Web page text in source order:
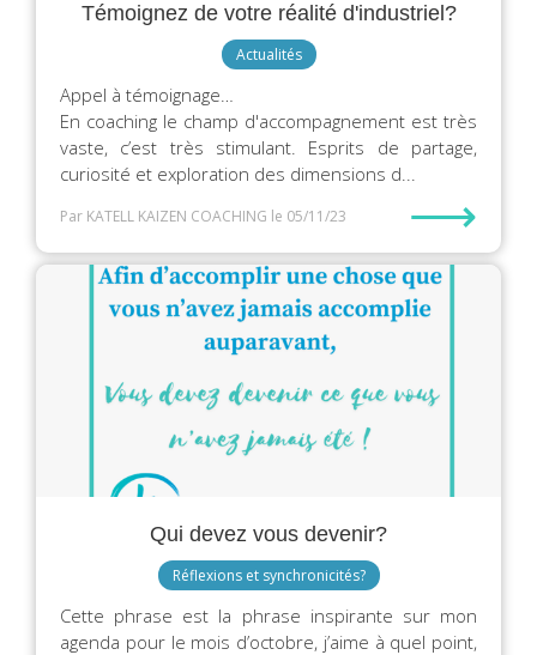
Témoignez de votre réalité d'industriel?
Actualités
Appel à témoignage…
En coaching le champ d'accompagnement est très
vaste, c’est très stimulant. Esprits de partage,
curiosité et exploration des dimensions d...
Par KATELL KAIZEN COACHING le 05/11/23 ⟶
Qui devez vous devenir?
Réflexions et synchronicités?
Cette phrase est la phrase inspirante sur mon
agenda pour le mois d’octobre, j’aime à quel point,